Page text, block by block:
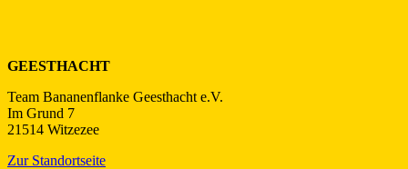
GEESTHACHT
Team Bananenflanke Geesthacht e.V.
Im Grund 7
21514 Witzezee
Zur Standortseite